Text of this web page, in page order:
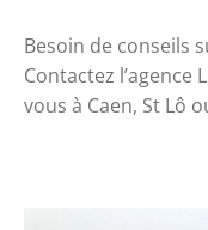
Besoin de conseils
Contactez l’agence
vous à Caen, St Lô